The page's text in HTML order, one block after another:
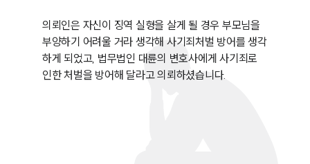
의뢰인은 자신이 징역 실형을 살게 될 경우 부모님을
부양하기 어려울 거라 생각해 사기죄처벌 방어를 생각
하게 되었고, 법무법인 대륜의 변호사에게 사기죄로
인한 처벌을 방어해 달라고 의뢰하셨습니다.